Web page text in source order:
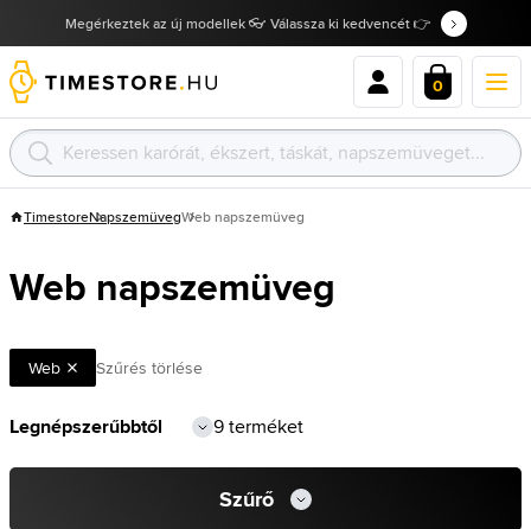
Megérkeztek az új modellek 👓 Válassza ki kedvencét 👉
0
TimestoreNapszemüvegWeb napszemüveg
Web napszemüveg
Web Szűrés törlése
9 terméket
Szűrő